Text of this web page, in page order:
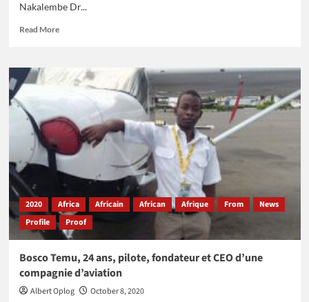
Nakalembe Dr...
Read MoreRead
et
Dr
Catherine
Nakalembe
remportent
l’Africa
Food
Prize
2020
2020 Africa Africain African Afrique From
News
Profile
Proof
Bosco Temu, 24 ans, pilote, fondateur et CEO d’une
compagnie d’aviation
Albert Oplog
October 8, 2020